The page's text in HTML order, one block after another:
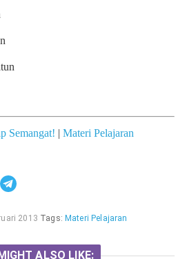
Semangat! | Materi Pelajaran
2013 Tags: Materi Pelajaran
ALSO LIKE: